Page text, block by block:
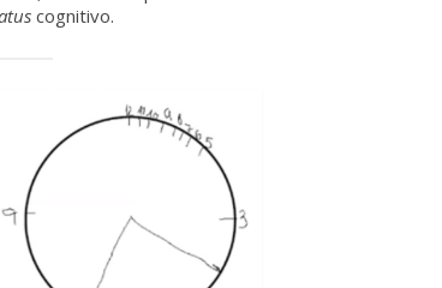
cognitivo.